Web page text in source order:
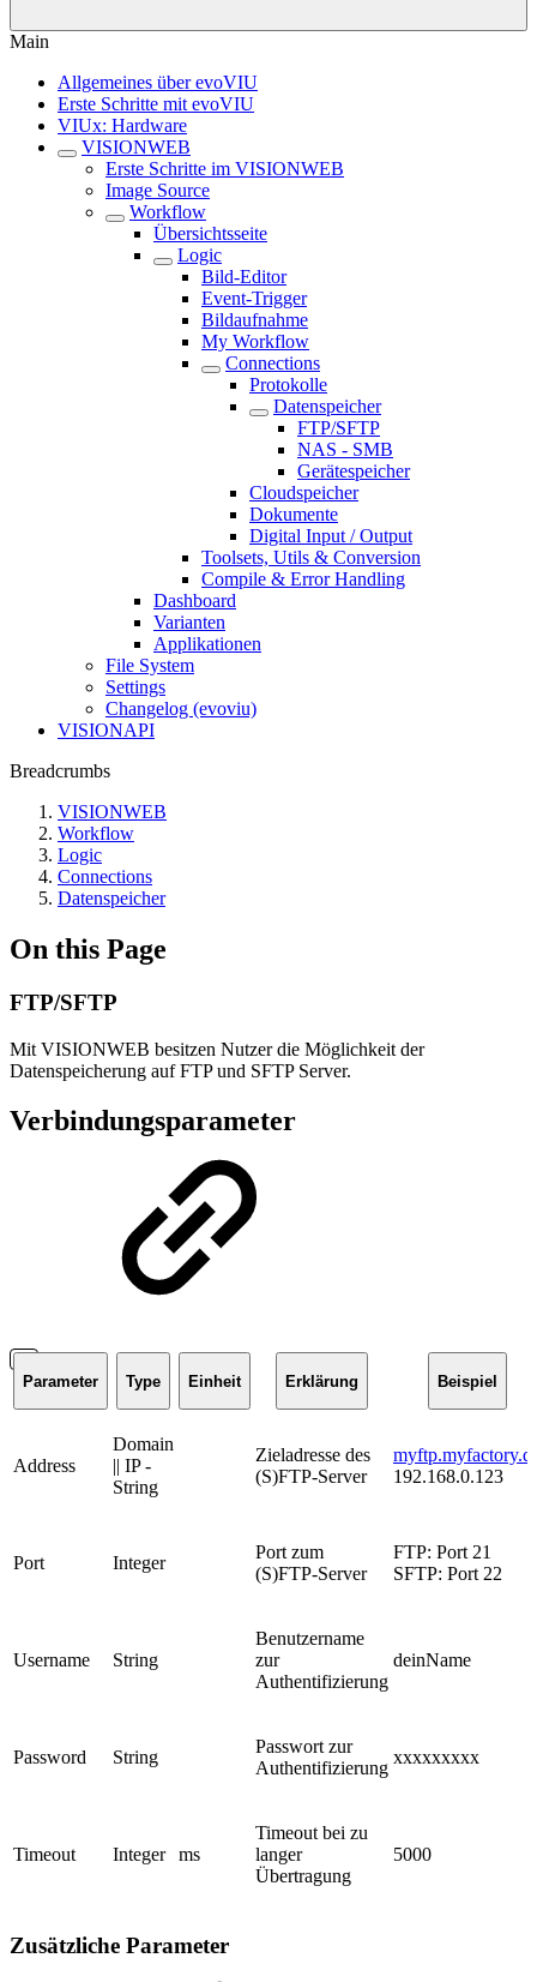
Main
Allgemeines über evoVIU
Erste Schritte mit evoVIU
VIUx: Hardware
VISIONWEB
Erste Schritte im VISIONWEB
Image Source
Workflow
Übersichtsseite
Logic
Bild-Editor
Event-Trigger
Bildaufnahme
My Workflow
Connections
Protokolle
Datenspeicher
FTP/SFTP
NAS - SMB
Gerätespeicher
Cloudspeicher
Dokumente
Digital Input / Output
Toolsets, Utils & Conversion
Compile & Error Handling
Dashboard
Varianten
Applikationen
File System
Settings
Changelog (evoviu)
VISIONAPI
Breadcrumbs
VISIONWEB
Workflow
Logic
Connections
Datenspeicher
On this Page
FTP/SFTP
Mit VISIONWEB besitzen Nutzer die Möglichkeit der
Datenspeicherung auf FTP und SFTP Server.
Verbindungsparameter
Parameter Type Einheit Erklärung Beispiel
Address
Domain
|| IP -
String
Zieladresse des
(S)FTP-Server
192.168.0.123
Port Integer
Port zum
(S)FTP-Server
FTP: Port 21
SFTP: Port 22
Username String
Benutzername
zur
Authentifizierung
deinName
Password String
Passwort zur
Authentifizierung
xxxxxxxxx
Timeout Integer ms
Timeout bei zu
langer
Übertragung
5000
Zusätzliche Parameter